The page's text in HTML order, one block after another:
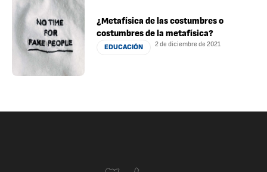
¿Metafísica de las costumbres o
costumbres de la metafísica?
EDUCACIÓN 2 de diciembre de 2021